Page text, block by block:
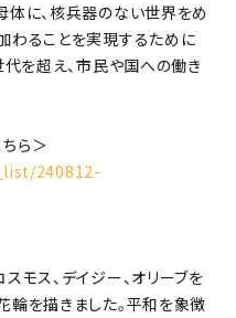
体に、核兵器のない世界をめ
わることを実現するために
を超え、市民や国への働き
ら＞
240812-
モス、デイジー、オリーブを
輪を描きました。平和を象徴